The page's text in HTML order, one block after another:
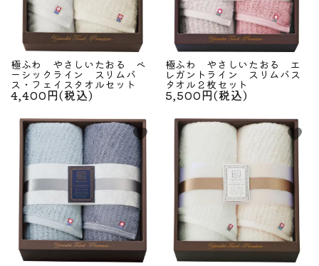
極ふわ やさしいたおる ベ
ーシックライン スリムバ
ス・フェイスタオルセット
4,400円(税込)
極ふわ やさしいたおる エ
レガントライン スリムバス
タオル２枚セット
5,500円(税込)
favorite favorite